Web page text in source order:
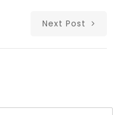
Next Post